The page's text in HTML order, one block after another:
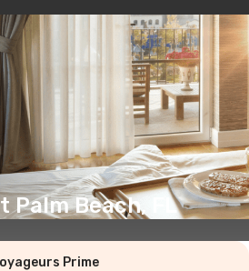
FR(€)
Palm Beach, FL
Prime